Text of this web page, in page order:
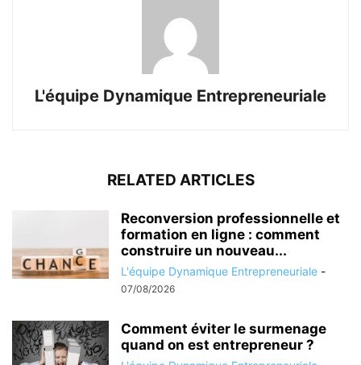
L'équipe Dynamique Entrepreneuriale
RELATED ARTICLES
Reconversion professionnelle et
formation en ligne : comment
construire un nouveau...
L'équipe Dynamique Entrepreneuriale -
07/08/2026
Comment éviter le surmenage
quand on est entrepreneur ?